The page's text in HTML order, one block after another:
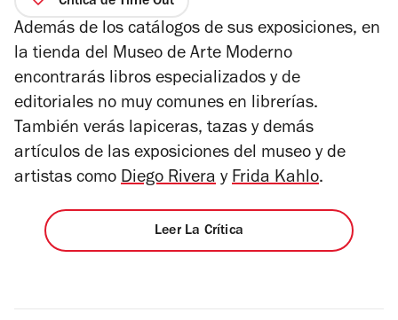
5
Además de los catálogos de sus exposiciones, en
la tienda del Museo de Arte Moderno
encontrarás libros especializados y de
editoriales no muy comunes en librerías.
También verás lapiceras, tazas y demás
artículos de las exposiciones del museo y de
artistas como Diego Rivera y Frida Kahlo.
Leer La Crítica